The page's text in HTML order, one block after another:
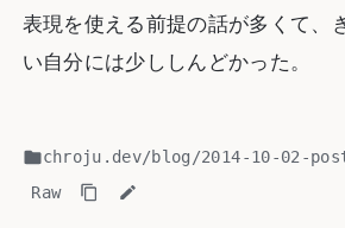
表現を使える前提の話が多くて、
い自分には少ししんどかった。
chroju.dev/blog /2014-10-02-
Raw